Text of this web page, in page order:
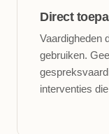
Direct
Vaardigheden
gebruiken.
interventies